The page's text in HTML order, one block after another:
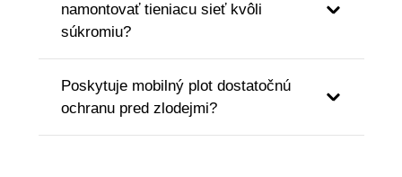
namontovať tieniacu sieť kvôli
súkromiu?
Poskytuje mobilný plot dostatočnú
ochranu pred zlodejmi?